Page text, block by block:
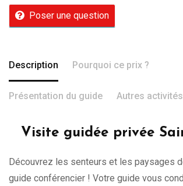
Poser une question
Description Pourquoi ce prix ?
Présentation du guide Autres
Visite guidée privée
Découvrez les senteurs et les paysages
guide conférencier ! Votre guide vous